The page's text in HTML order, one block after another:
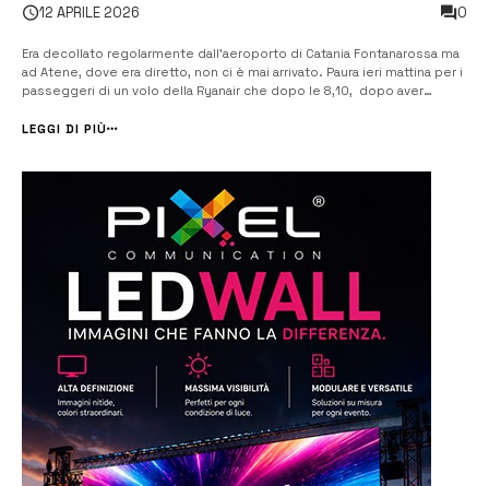
indietro
12 APRILE 2026 0
Era decollato regolarmente dall’aeroporto di Catania Fontanarossa ma
ad Atene, dove era diretto, non ci è mai arrivato. Paura ieri mattina per i
passeggeri di un volo della Ryanair che dopo le 8,10, dopo aver
problema tecnico a bordo. Come riporta il quotidiano La Sicilia, s...
LEGGI DI PIÙ